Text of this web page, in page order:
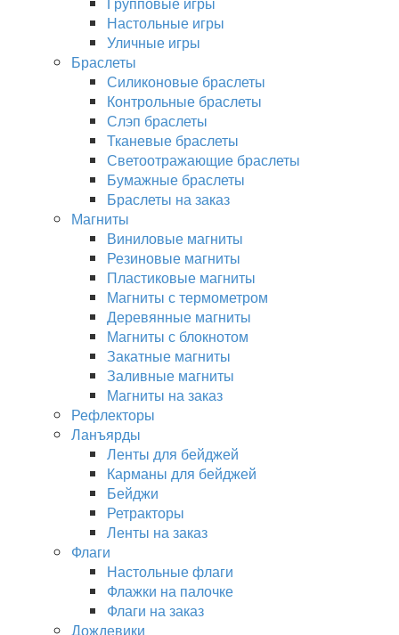
Настольные игры
Уличные игры
Браслеты
Силиконовые браслеты
Контрольные браслеты
Слэп браслеты
Тканевые браслеты
Светоотражающие браслеты
Бумажные браслеты
Браслеты на заказ
Магниты
Виниловые магниты
Резиновые магниты
Пластиковые магниты
Магниты с термометром
Деревянные магниты
Магниты с блокнотом
Закатные магниты
Заливные магниты
Магниты на заказ
Рефлекторы
Ланъярды
Ленты для бейджей
Карманы для бейджей
Бейджи
Ретракторы
Ленты на заказ
Флаги
Настольные флаги
Флажки на палочке
Флаги на заказ
Дождевики